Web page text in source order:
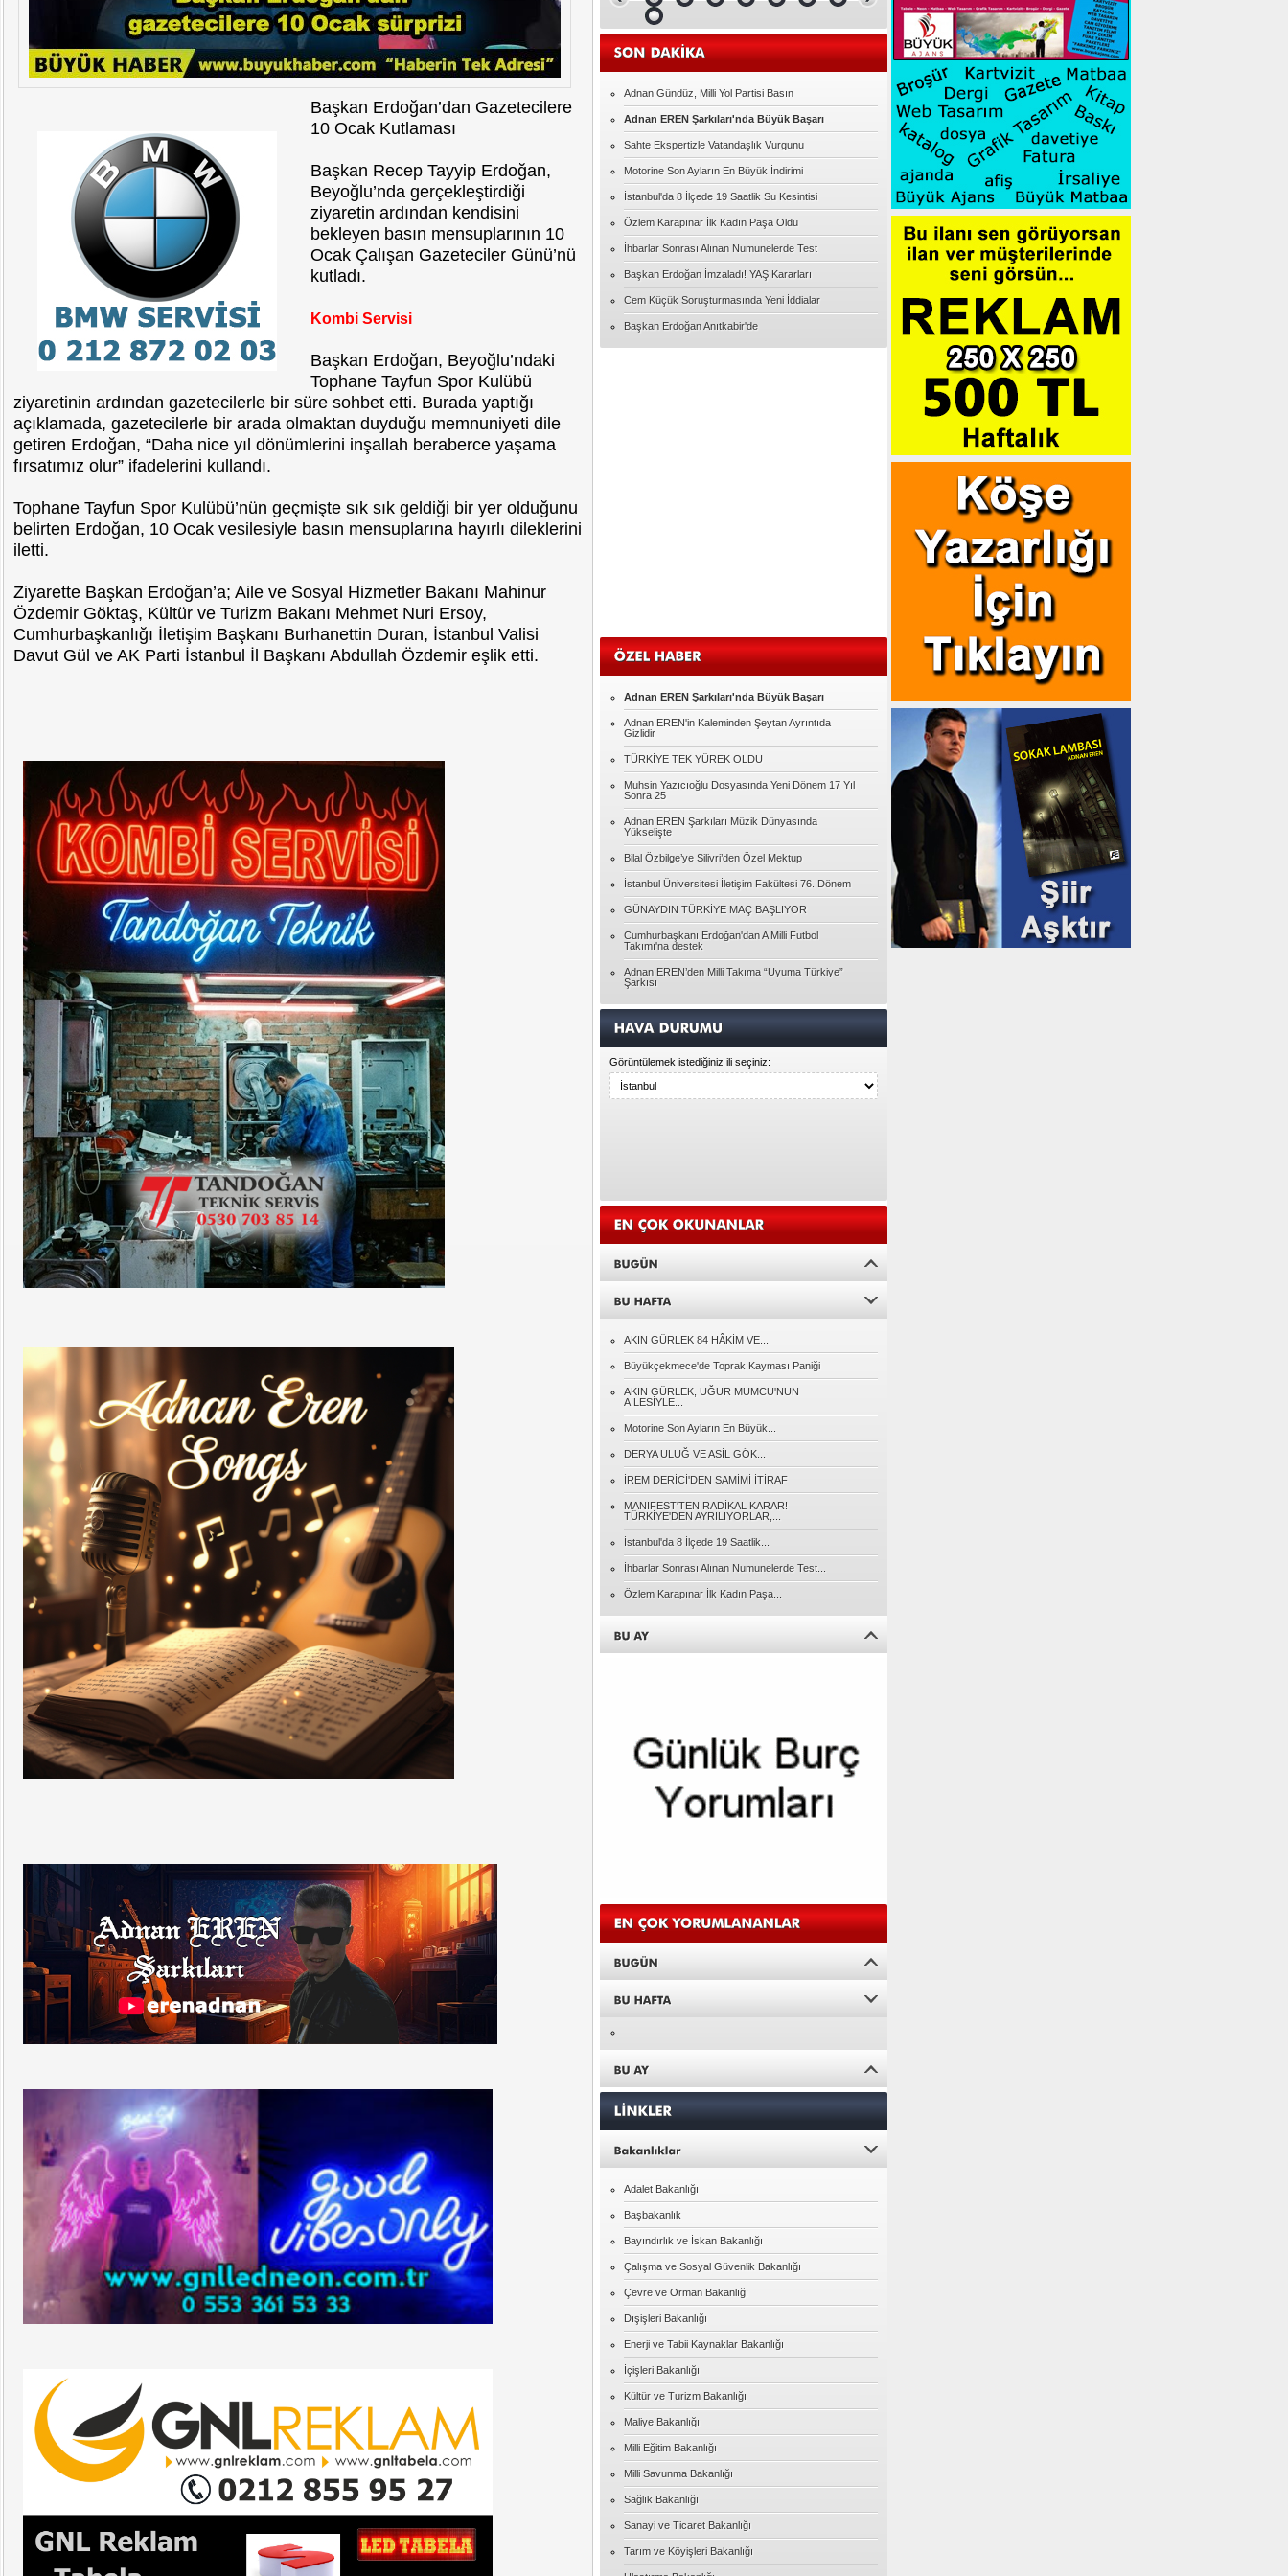
Başkan Erdoğan’dan Gazetecilere
10 Ocak Kutlaması
Başkan Recep Tayyip Erdoğan,
Beyoğlu’nda gerçekleştirdiği
ziyaretin ardından kendisini
bekleyen basın mensuplarının 10
Ocak Çalışan Gazeteciler Günü’nü
kutladı.
Kombi Servisi
Başkan Erdoğan, Beyoğlu’ndaki
Tophane Tayfun Spor Kulübü
ziyaretinin ardından gazetecilerle bir süre sohbet etti. Burada yaptığı
açıklamada, gazetecilerle bir arada olmaktan duyduğu memnuniyeti dile
getiren Erdoğan, “Daha nice yıl dönümlerini inşallah beraberce yaşama
fırsatımız olur” ifadelerini kullandı.
Tophane Tayfun Spor Kulübü’nün geçmişte sık sık geldiği bir yer olduğunu
belirten Erdoğan, 10 Ocak vesilesiyle basın mensuplarına hayırlı dileklerini
iletti.
Ziyarette Başkan Erdoğan’a; Aile ve Sosyal Hizmetler Bakanı Mahinur
Özdemir Göktaş, Kültür ve Turizm Bakanı Mehmet Nuri Ersoy,
Cumhurbaşkanlığı İletişim Başkanı Burhanettin Duran, İstanbul Valisi
Davut Gül ve AK Parti İstanbul İl Başkanı Abdullah Özdemir eşlik etti.
Elif ERDEM
Ampute Futbol'da İlginç detay
Serap UZER
15 Temmuzdan kalanlar
İhsan ÜNLÜ
MUTLU YILLAR ÖĞRETMENİM
Hacıbekir Özarslan
FULBOL ASLA SADECE FUTBOL
DEGILDIR
Serkan TOKA
Şennur ROTA
Seksin Kumaşı
Abdulkadir YILMAZ
HER KONUYU ŞİDDETLE ÇÖZMEYE
ÇALIŞIYORUZ.
Kadir Kutlu
Çok mu zor?
Özgenur GEYVE
Pembe gözlüklerinizin dışında bir dünya
Tolga YAVUZ
Ghepetto'nun kütüğü Pinokyo
Pınar BAYÇINAR
Hasan KARAGÖZ
Allah'ın Laneti
DENGESİZLİK ÇAĞI DESEM
Adnan EREN
CİMER'e Giden Her İhbar Ciddiyetle
Değerlendirilmeli
Naci KONYAR
Gidenlerin Ardından
Müslüm SÖYLER
Cumhuriyet....
Özcan PEHLİVANOĞLU
KENDİ BİNDİĞİ DALI KESMEK!..
Adnan Gündüz, Milli Yol Partisi Basın
Adnan EREN Şarkıları'nda Büyük Başarı
Sahte Ekspertizle Vatandaşlık Vurgunu
Motorine Son Ayların En Büyük İndirimi
İstanbul'da 8 İlçede 19 Saatlik Su Kesintisi
Özlem Karapınar İlk Kadın Paşa Oldu
İhbarlar Sonrası Alınan Numunelerde Test
Başkan Erdoğan İmzaladı! YAŞ Kararları
Cem Küçük Soruşturmasında Yeni İddialar
Başkan Erdoğan Anıtkabir'de
Adnan EREN Şarkıları'nda Büyük Başarı
Adnan EREN'in Kaleminden Şeytan Ayrıntıda
Gizlidir
TÜRKİYE TEK YÜREK OLDU
Muhsin Yazıcıoğlu Dosyasında Yeni Dönem 17 Yıl
Sonra 25
Adnan EREN Şarkıları Müzik Dünyasında
Yükselişte
Bilal Özbilge’ye Silivri’den Özel Mektup
İstanbul Üniversitesi İletişim Fakültesi 76. Dönem
GÜNAYDIN TÜRKİYE MAÇ BAŞLIYOR
Cumhurbaşkanı Erdoğan'dan A Milli Futbol
Takımı'na destek
Adnan EREN’den Milli Takıma “Uyuma Türkiye”
Şarkısı
Görüntülemek istediğiniz ili seçiniz:
AKIN GÜRLEK 84 HÂKİM VE...
Büyükçekmece'de Toprak Kayması Paniği
AKIN GÜRLEK, UĞUR MUMCU'NUN
AİLESİYLE...
Motorine Son Ayların En Büyük...
DERYA ULUĞ VE ASİL GÖK...
İREM DERİCİ'DEN SAMİMİ İTİRAF
MANIFEST'TEN RADİKAL KARAR!
TÜRKİYE'DEN AYRILIYORLAR,...
İstanbul'da 8 İlçede 19 Saatlik...
İhbarlar Sonrası Alınan Numunelerde Test...
Özlem Karapınar İlk Kadın Paşa...
Adalet Bakanlığı
Başbakanlık
Bayındırlık ve İskan Bakanlığı
Çalışma ve Sosyal Güvenlik Bakanlığı
Çevre ve Orman Bakanlığı
Dışişleri Bakanlığı
Enerji ve Tabii Kaynaklar Bakanlığı
İçişleri Bakanlığı
Kültür ve Turizm Bakanlığı
Maliye Bakanlığı
Milli Eğitim Bakanlığı
Milli Savunma Bakanlığı
Sağlık Bakanlığı
Sanayi ve Ticaret Bakanlığı
Tarım ve Köyişleri Bakanlığı